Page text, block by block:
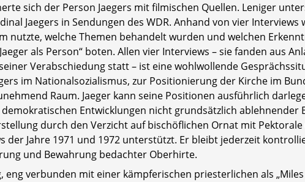
sich der Person Jaegers mit filmischen Quellen. Leniger
Jaegers in Sendungen des WDR. Anhand von vier Interviews
nutzte, welche Themen behandelt wurden und welchen
als Person“ boten. Allen vier Interviews – sie fanden aus
Verabschiedung statt – ist eine wohlwollende
im Nationalsozialismus, zur Positionierung der Kirche im
Raum. Jaeger kann seine Positionen ausführlich
Entwicklungen nicht grundsätzlich ablehnender
durch den Verzicht auf bischöflichen Ornat mit
der Jahre 1971 und 1972 unterstützt. Er bleibt jederzeit
und Bewahrung bedachter Oberhirte.
eng verbunden mit einer kämpferischen priesterlichen als